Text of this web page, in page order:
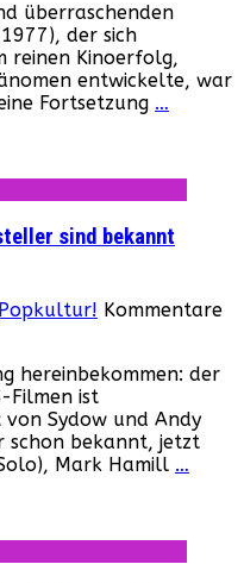
überraschenden
der sich
reinen Kinoerfolg,
entwickelte, war
Fortsetzung …
sind bekannt
Popkultur! Kommentare
hereinbekommen: der
Filmen ist
Sydow und Andy
schon bekannt, jetzt
Mark Hamill …